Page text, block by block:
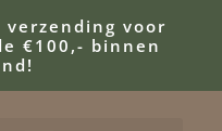
voor
€100,- binnen